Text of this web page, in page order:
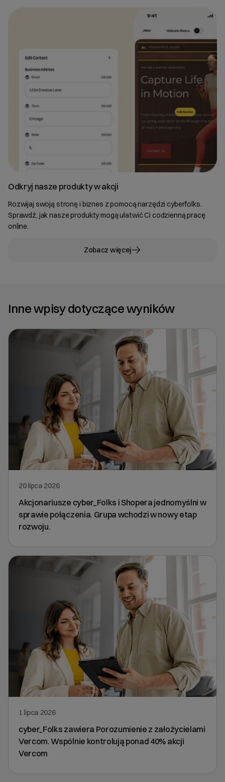
Odkryj nasze produkty w akcji
Rozwijaj swoją stronę i biznes z pomocą narzędzi cyberfolks.
Sprawdź, jak nasze produkty mogą ułatwić Ci codzienną pracę
online.
Zobacz więcej
Inne wpisy dotyczące wyników
20 lipca 2026
Akcjonariusze cyber_Folks i Shopera jednomyślni w
sprawie połączenia. Grupa wchodzi w nowy etap
rozwoju.
1 lipca 2026
cyber_Folks zawiera Porozumienie z założycielami
Vercom. Wspólnie kontrolują ponad 40% akcji
Vercom